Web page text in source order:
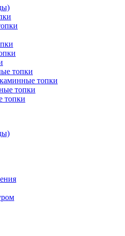
топки
топки
топки
топки